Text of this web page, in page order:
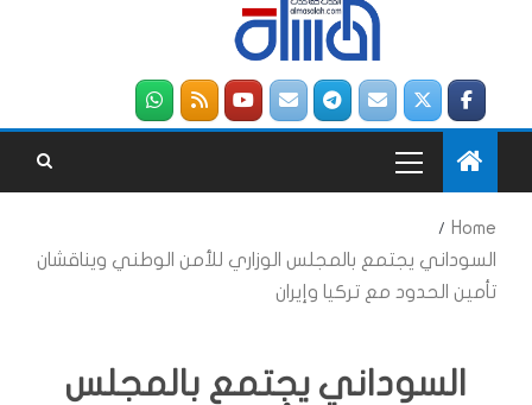
Home
السوداني يجتمع بالمجلس الوزاري للأمن الوطني ويناقشان
تأمين الحدود مع تركيا وإيران
السوداني يجتمع بالمجلس